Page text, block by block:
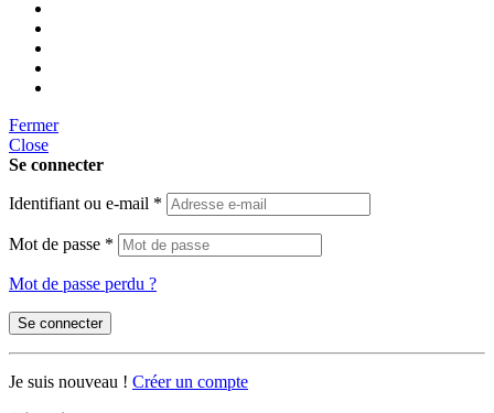
Fermer
Close
Se connecter
Identifiant ou e-mail *
Mot de passe *
Mot de passe perdu ?
Se connecter
Je suis nouveau ! Créer un compte